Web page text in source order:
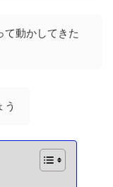
て動かしてきた
う